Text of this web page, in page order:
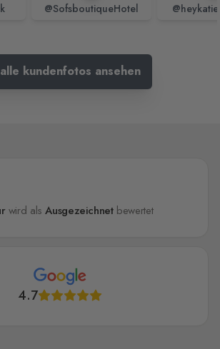
@SofsboutiqueHotel
alle kundenfotos ansehen
wird alsAusgezeichnetbewertet
4.7